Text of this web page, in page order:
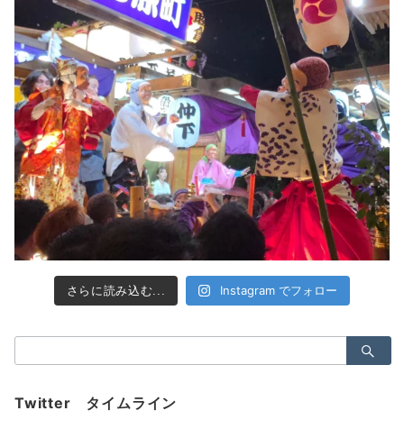
さらに読み込む... Instagram でフォロー
索：
Twitter タイムライン